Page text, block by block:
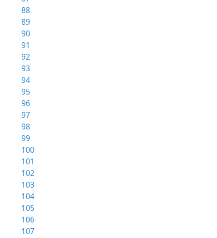
88
89
90
91
92
93
94
95
96
97
98
99
100
101
102
103
104
105
106
107